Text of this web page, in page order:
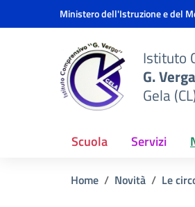
Vai ai contenuti
Vai al menu di navigazioneMinistero dell'Istruzione e del
Istituto
G. Verga
Gela
Scuola Servizi
Home Novità Le